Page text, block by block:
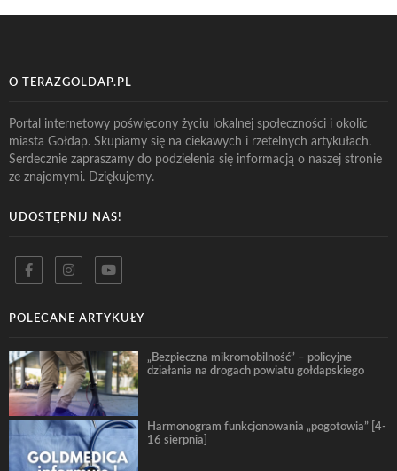
O TERAZGOLDAP.PL
Portal internetowy poświęcony życiu lokalnej społeczności i okolic
miasta Gołdap. Skupiamy się na ciekawych i rzetelnych artykułach.
Serdecznie zapraszamy do podzielenia się informacją o naszej stronie
ze znajomymi. Dziękujemy.
UDOSTĘPNIJ NAS!
POLECANE ARTYKUŁY
„Bezpieczna mikromobilność” – policyjne
działania na drogach powiatu gołdapskiego
Harmonogram funkcjonowania „pogotowia” [4-
16 sierpnia]